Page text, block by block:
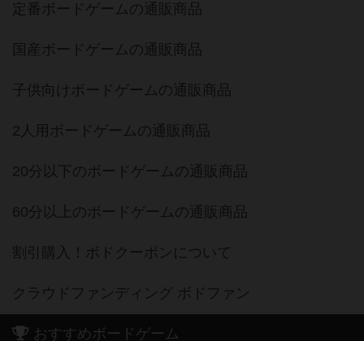
定番ボードゲームの通販商品
国産ボードゲームの通販商品
子供向けボードゲームの通販商品
2人用ボードゲームの通販商品
20分以下のボードゲームの通販商品
60分以上のボードゲームの通販商品
割引購入！ボドクーポンについて
クラウドファンディング ボドファン
おすすめボードゲーム